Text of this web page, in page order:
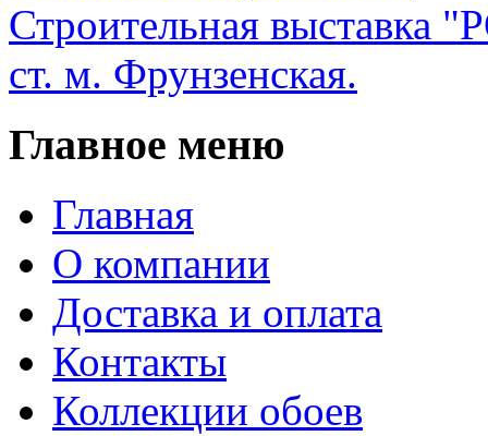
Строительная
ст. м. Фрунзенская.
Главное меню
Главная
О компании
Доставка и оплата
Контакты
Коллекции обоев